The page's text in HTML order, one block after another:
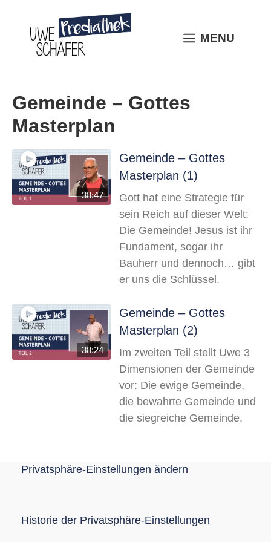
content
MENU
MENU
Gemeinde – Gottes
Masterplan
38:47
Gemeinde – Gottes
Masterplan (1)
Gott hat eine Strategie für
sein Reich auf dieser Welt:
Die Gemeinde! Jesus ist ihr
Fundament, sogar ihr
Bauherr und dennoch… gibt
er uns die Schlüssel.
38:24
Gemeinde – Gottes
Masterplan (2)
Im zweiten Teil stellt Uwe 3
Dimensionen der Gemeinde
vor: Die ewige Gemeinde,
die bewahrte Gemeinde und
die siegreiche Gemeinde.
Privatsphäre-Einstellungen ändern
Historie der Privatsphäre-Einstellungen